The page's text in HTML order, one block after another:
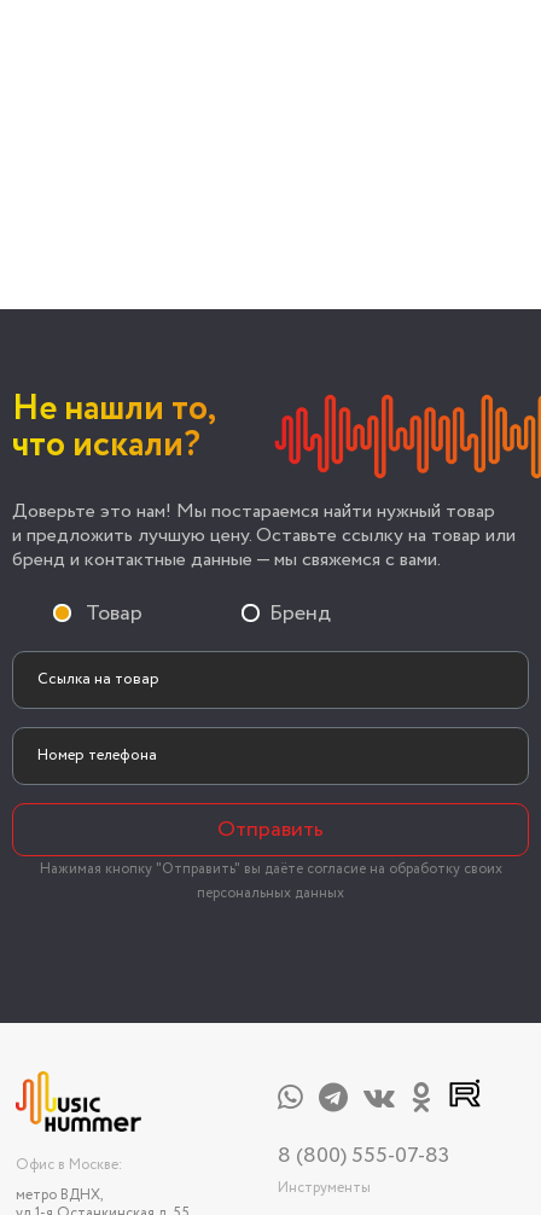
Не нашли то,
что искали?
Доверьте это нам! Мы постараемся найти нужный товар
и предложить лучшую цену. Оставьте ссылку на товар или
бренд и контактные данные — мы свяжемся с вами.
Товар Бренд
Отправить
Нажимая кнопку "Отправить" вы даёте согласие на обработку своих
персональных данных
Офис в Москве:
метро ВДНХ,
8 (800) 555-07-83
Инструменты